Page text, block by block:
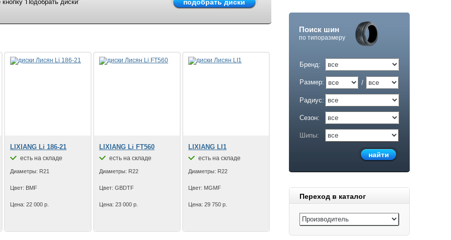
Поиск шин
по типоразмеру
Бренд:
Размер: /
Радиус:
Сезон:
Шипы:
Переход в каталог
'Подобрать диски'
LIXIANG Li 186-21
есть на складе
Диаметры: R21
Цвет: BMF
Цена: 22 000 р.
LIXIANG Li FT560
есть на складе
Диаметры: R22
Цвет: GBDTF
Цена: 23 000 р.
LIXIANG LI1
есть на складе
Диаметры: R22
Цвет: MGMF
Цена: 29 750 р.